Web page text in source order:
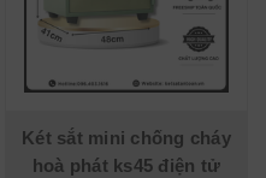
Két sắt mini chống cháy
hoà phát ks45 điện tử